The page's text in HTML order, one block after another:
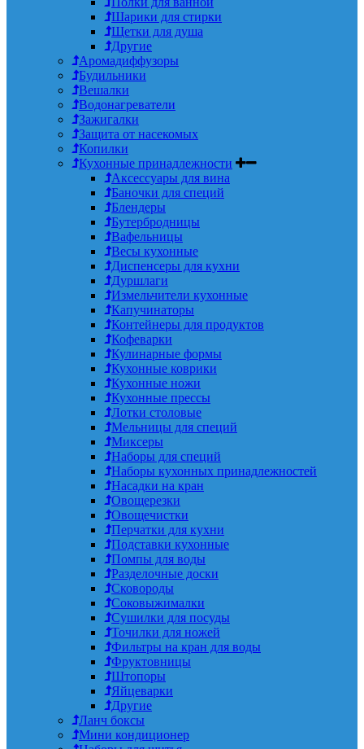
Шарики для стирки
Щетки для душа
Другие
Аромадиффузоры
Будильники
Вешалки
Водонагреватели
Зажигалки
Защита от насекомых
Копилки
Кухонные принадлежности
Аксессуары для вина
Баночки для специй
Блендеры
Бутербродницы
Вафельницы
Весы кухонные
Диспенсеры для кухни
Дуршлаги
Измельчители кухонные
Капучинаторы
Контейнеры для продуктов
Кофеварки
Кулинарные формы
Кухонные коврики
Кухонные ножи
Кухонные прессы
Лотки столовые
Мельницы для специй
Миксеры
Наборы для специй
Наборы кухонных принадлежностей
Насадки на кран
Овощерезки
Овощечистки
Перчатки для кухни
Подставки кухонные
Помпы для воды
Разделочные доски
Сковороды
Соковыжималки
Сушилки для посуды
Точилки для ножей
Фильтры на кран для воды
Фруктовницы
Штопоры
Яйцеварки
Другие
Ланч боксы
Мини кондиционер